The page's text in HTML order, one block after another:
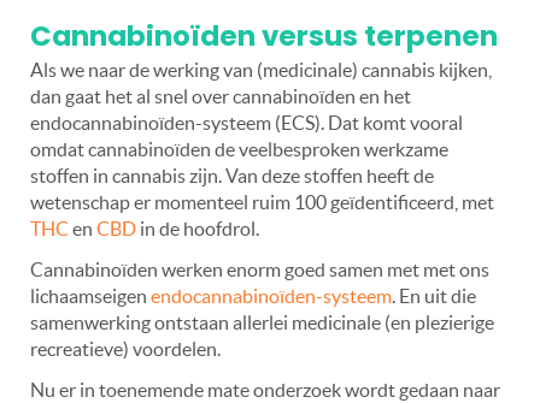
Cannabinoïden versus terpenen
Als we naar de werking van (medicinale) cannabis kijken,
dan gaat het al snel over cannabinoïden en het
endocannabinoïden-systeem (ECS). Dat komt vooral
omdat cannabinoïden de veelbesproken werkzame
stoffen in cannabis zijn. Van deze stoffen heeft de
wetenschap er momenteel ruim 100 geïdentificeerd, met
THC en CBD in de hoofdrol.
Cannabinoïden werken enorm goed samen met met ons
lichaamseigen endocannabinoïden-systeem. En uit die
samenwerking ontstaan allerlei medicinale (en plezierige
recreatieve) voordelen.
Nu er in toenemende mate onderzoek wordt gedaan naar